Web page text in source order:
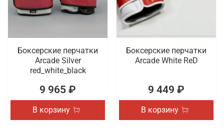
Боксерские перчатки
Arcade Silver
red_white_black
9 965 ₽
В корзину
Боксерские перчатки
Arcade White ReD
9 449 ₽
В корзину